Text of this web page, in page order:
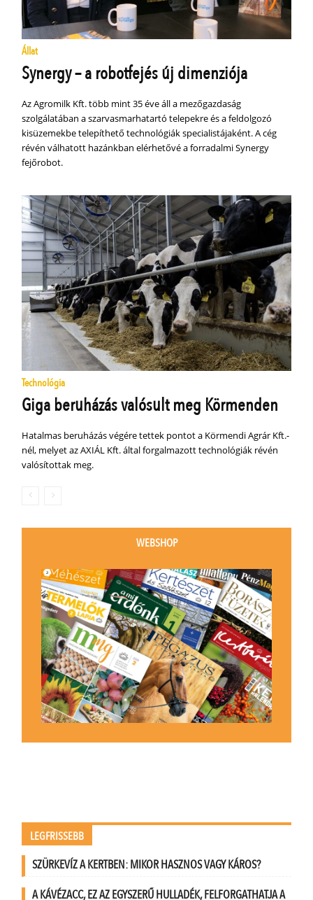
Állat
Synergy – a robotfejés új dimenziója
Az Agromilk Kft. több mint 35 éve áll a mezőgazdaság
szolgálatában a szarvasmarhatartó telepekre és a feldolgozó
kisüzemekbe telepíthető technológiák specialistájaként. A cég
révén válhatott hazánkban elérhetővé a forradalmi Synergy
fejőrobot.
Technológia
Giga beruházás valósult meg Körmenden
Hatalmas beruházás végére tettek pontot a Körmendi Agrár Kft.-
nél, melyet az AXIÁL Kft. által forgalmazott technológiák révén
valósítottak meg.
WEBSHOP
LEGFRISSEBB
SZÜRKEVÍZ A KERTBEN: MIKOR HASZNOS VAGY KÁROS?
A KÁVÉZACC, EZ AZ EGYSZERŰ HULLADÉK, FELFORGATHATJA A